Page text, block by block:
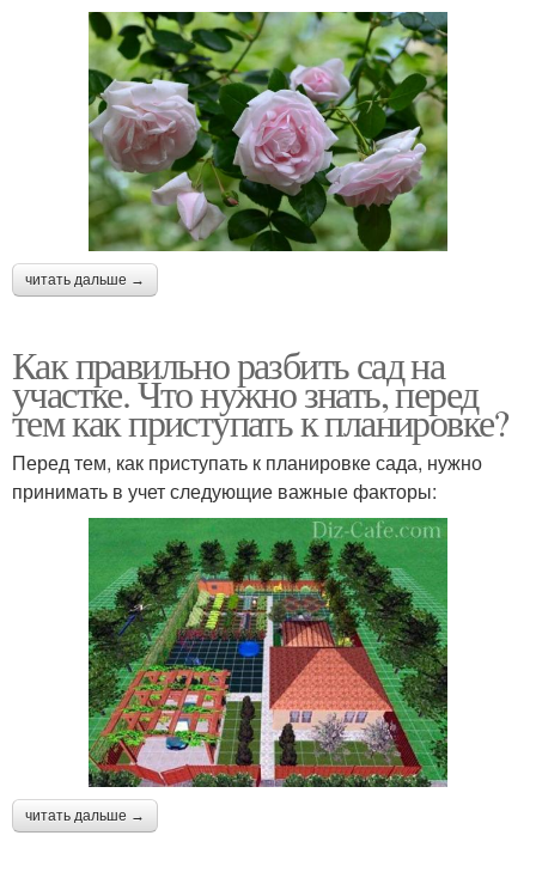
читать дальше →
Как правильно разбить сад на
участке. Что нужно знать, перед
тем как приступать к планировке?
Перед тем, как приступать к планировке сада, нужно
принимать в учет следующие важные факторы:
читать дальше →